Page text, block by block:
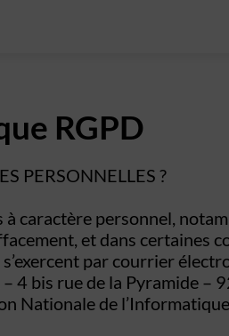
RGPD
PERSONNELLES ?
caractère personnel,
et dans
par courrier
4 bis rue de la Pyramide
Nationale de